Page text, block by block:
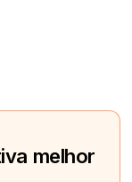
melhor